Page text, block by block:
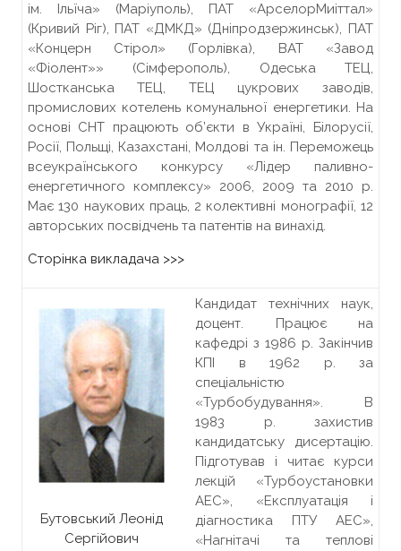
ім. Ільїча» (Маріуполь), ПАТ «АрселорМиіттал»
(Кривий Ріг), ПАТ «ДМКД» (Дніпродзержинськ), ПАТ
«Концерн Стірол» (Горлівка), ВАТ «Завод
«Фіолент»» (Сімферополь), Одеська ТЕЦ,
Шостканська ТЕЦ, ТЕЦ цукрових заводів,
промислових котелень комунальної енергетики. На
основі СНТ працюють об’єкти в Україні, Білорусії,
Росії, Польщі, Казахстані, Молдові та ін. Переможець
всеукраїнського конкурсу «Лідер паливно-
енергетичного комплексу» 2006, 2009 та 2010 р.
Має 130 наукових праць, 2 колективні монографії, 12
авторських посвідчень та патентів на винахід.
Сторінка викладача >>>
Бутовський Леонід
Сергійович
Кандидат технічних наук,
доцент. Працює на
кафедрі з 1986 р. Закінчив
КПІ в 1962 р. за
спеціальністю
«Турбобудування». В
1983 р. захистив
кандидатську дисертацію.
Підготував і читає курси
лекцій «Турбоустановки
АЕС», «Експлуатація і
діагностика ПТУ АЕС»,
«Нагнітачі та теплові